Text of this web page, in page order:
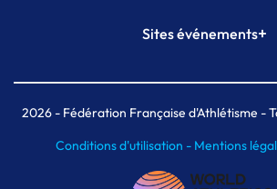
Plateforme Formation
Sites événements+
Meeting de Paris indoor
MAIF Ekiden de Paris
2026- Fédération Française d'Athlétisme -
Conditions d'utilisation - Mentions